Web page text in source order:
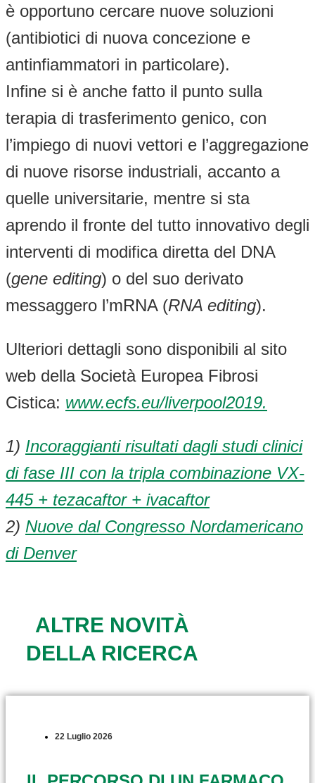
è opportuno cercare nuove soluzioni
(antibiotici di nuova concezione e
antinfiammatori in particolare).
Infine si è anche fatto il punto sulla
terapia di trasferimento genico, con
l’impiego di nuovi vettori e l’aggregazione
di nuove risorse industriali, accanto a
quelle universitarie, mentre si sta
aprendo il fronte del tutto innovativo degli
interventi di modifica diretta del DNA
(gene editing) o del suo derivato
messaggero l’mRNA (RNA editing).
Ulteriori dettagli sono disponibili al sito
web della Società Europea Fibrosi
Cistica: www.ecfs.eu/liverpool2019.
1) Incoraggianti risultati dagli studi clinici
di fase III con la tripla combinazione VX-
445 + tezacaftor + ivacaftor
2) Nuove dal Congresso Nordamericano
di Denver
ALTRE NOVITÀ
DELLA RICERCA
22 Luglio 2026